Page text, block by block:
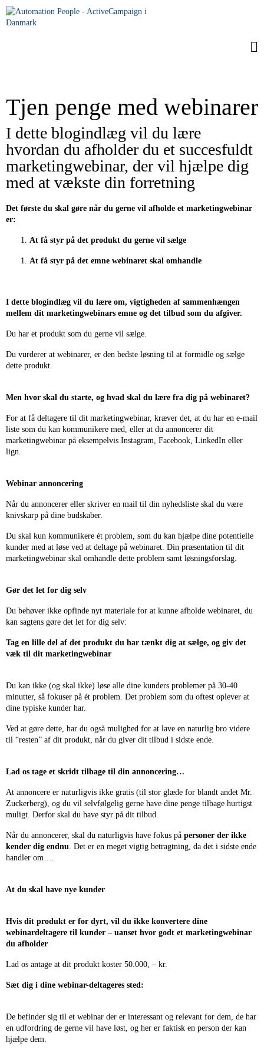
Tjen penge med webinarer
I dette blogindlæg vil du lære
hvordan du afholder du et succesfuldt
marketingwebinar, der vil hjælpe dig
med at vækste din forretning
Det første du skal gøre når du gerne vil afholde et marketingwebinar
er:
At få styr på det produkt du gerne vil sælge
At få styr på det emne webinaret skal omhandle
I dette blogindlæg vil du lære om, vigtigheden af sammenhængen
mellem dit marketingwebinars emne og det tilbud som du afgiver.
Du har et produkt som du gerne vil sælge.
Du vurderer at webinarer, er den bedste løsning til at formidle og sælge
dette produkt.
Men hvor skal du starte, og hvad skal du lære fra dig på webinaret?
For at få deltagere til dit marketingwebinar, kræver det, at du har en e-mail
liste som du kan kommunikere med, eller at du annoncerer dit
marketingwebinar på eksempelvis Instagram, Facebook, LinkedIn eller
lign.
Webinar annoncering
Når du annoncerer eller skriver en mail til din nyhedsliste skal du være
knivskarp på dine budskaber.
Du skal kun kommunikere ét problem, som du kan hjælpe dine potentielle
kunder med at løse ved at deltage på webinaret. Din præsentation til dit
marketingwebinar skal omhandle dette problem samt løsningsforslag.
Gør det let for dig selv
Du behøver ikke opfinde nyt materiale for at kunne afholde webinaret, du
kan sagtens gøre det let for dig selv:
Tag en lille del af det produkt du har tænkt dig at sælge, og giv det
væk til dit marketingwebinar
Du kan ikke (og skal ikke) løse alle dine kunders problemer på 30-40
minutter, så fokuser på ét problem. Det problem som du oftest oplever at
dine typiske kunder har.
Ved at gøre dette, har du også mulighed for at lave en naturlig bro videre
til “resten” af dit produkt, når du giver dit tilbud i sidste ende.
Lad os tage et skridt tilbage til din annoncering…
At annoncere er naturligvis ikke gratis (til stor glæde for blandt andet Mr.
Zuckerberg), og du vil selvfølgelig gerne have dine penge tilbage hurtigst
muligt. Derfor skal du have styr på dit tilbud.
Når du annoncerer, skal du naturligvis have fokus på personer der ikke
kender dig endnu. Det er en meget vigtig betragtning, da det i sidste ende
handler om….
At du skal have nye kunder
Hvis dit produkt er for dyrt, vil du ikke konvertere dine
webinardeltagere til kunder – uanset hvor godt et marketingwebinar
du afholder
Lad os antage at dit produkt koster 50.000, – kr.
Sæt dig i dine webinar-deltageres sted:
De befinder sig til et webinar der er interessant og relevant for dem, de har
en udfordring de gerne vil have løst, og her er faktisk en person der kan
hjælpe dem.